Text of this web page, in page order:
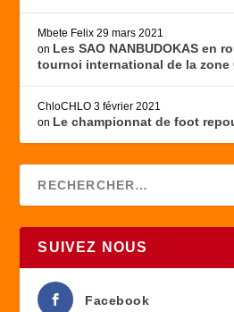
Mbete Felix 29 mars 2021
on Les SAO NANBUDOKAS en
tournoi international de la zone
ChloCHLO 3 février 2021
on Le championnat de foot
SUIVEZ NOUS
Facebook